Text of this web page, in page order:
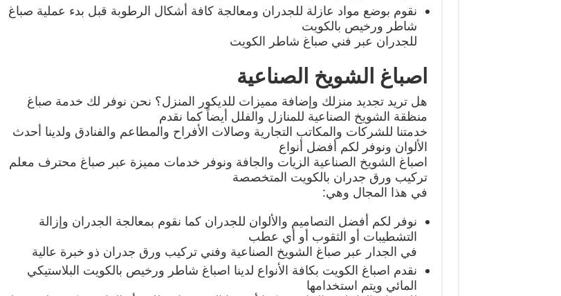
نقوم بوضع مواد عازلة للجدران ومعالجة كافة أشكال الرطوبة قبل بدء عملية صباغ
شاطر ورخيص بالكويت
للجدران عبر فني صباغ شاطر الكويت
اصباغ الشويخ الصناعية
هل تريد تجديد منزلك وإضافة مميزات للديكور المنزل؟ نحن نوفر لك خدمة صباغ
منظقة الشويخ الصناعية للمنازل والفلل أيضاً كما نقدم
خدمتنا للشركات والمكاتب التجارية وصالات الأفراح والمطاعم والفنادق ولدينا أحدث
الألوان ونوفر لكم أفضل أنواع
اصباغ الشويخ الصناعية الزيات والجافة ونوفر خدمات مميزة عبر صباغ محترف معلم
تركيب ورق جدران بالكويت المتخصصة
في هذا المجال وهي:
نوفر لكم أفضل التصاميم والألوان للجدران كما نقوم بمعالجة الجدران وإزالة
التشطيبات أو الثقوب أو أي عطب
في الجدار عبر صباغ الشويخ الصناعية وفني تركيب ورق جدران ذو خبرة عالية
نقدم اصباغ الكويت بكافة الأنواع لدينا اصباغ شاطر ورخيص بالكويت البلاستيكي
المائي ويتم استخدامها